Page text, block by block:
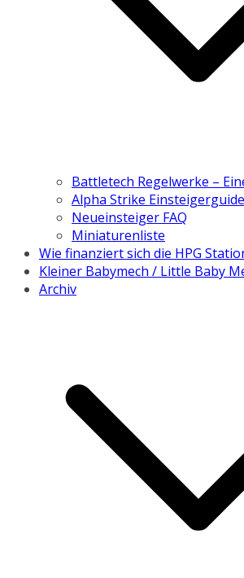
Battletech Regelwerke –
Alpha Strike Einsteigerguide
Neueinsteiger FAQ
Miniaturenliste
Wie finanziert sich die HPG
Kleiner Babymech / Little Baby
Archiv